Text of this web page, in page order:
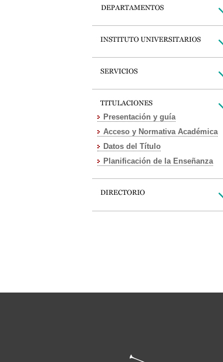
Presentación y guía
Acceso y Normativa Académica
Datos del Título
Planificación de la Enseñanza